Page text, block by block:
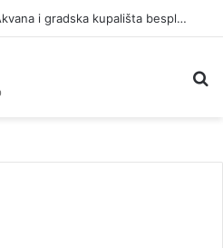
Zbog tropskih vrućina: Akvana i gradska kupališta besplatni tri dana